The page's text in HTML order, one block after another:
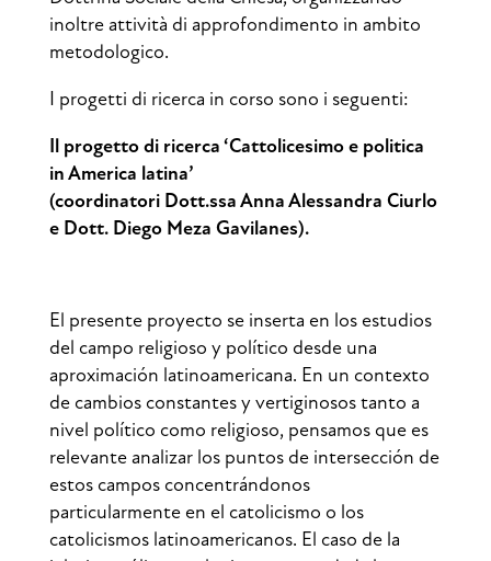
inoltre attività di approfondimento in ambito
metodologico.
I progetti di ricerca in corso sono i seguenti:
Il progetto di ricerca ‘Cattolicesimo e politica
in America latina’
(coordinatori Dott.ssa Anna Alessandra Ciurlo
e Dott. Diego Meza Gavilanes).
El presente proyecto se inserta en los estudios
del campo religioso y político desde una
aproximación latinoamericana. En un contexto
de cambios constantes y vertiginosos tanto a
nivel político como religioso, pensamos que es
relevante analizar los puntos de intersección de
estos campos concentrándonos
particularmente en el catolicismo o los
catolicismos latinoamericanos. El caso de la